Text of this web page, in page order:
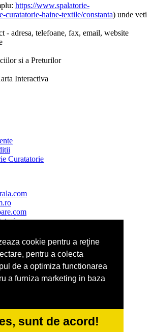
cookie pentru a reţine
pentru a colecta
de a optimiza functionarea
a furniza marketing in baza
sunt de acord!
https://www.spalatorie-
curatatorie-haine-textile/constanta) unde veti
adresa, telefoane, fax, email, website
si a Preturilor
Interactiva
Curatatorie